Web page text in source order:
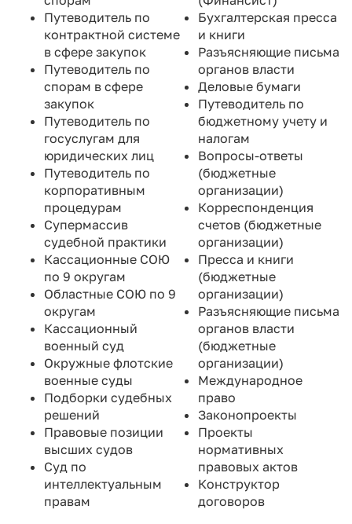
Путеводитель по
контрактной системе
в сфере закупок
Путеводитель по
спорам в сфере
закупок
Путеводитель по
госуслугам для
юридических лиц
Путеводитель по
корпоративным
процедурам
Супермассив
судебной практики
Кассационные СОЮ
по 9 округам
Областные СОЮ по 9
округам
Кассационный
военный суд
Окружные флотские
военные суды
Подборки судебных
решений
Правовые позиции
высших судов
Суд по
интеллектуальным
правам
Бухгалтерская пресса
и книги
Разъясняющие письма
органов власти
Деловые бумаги
Путеводитель по
бюджетному учету и
налогам
Вопросы-ответы
(бюджетные
организации)
Корреспонденция
cчетов (бюджетные
организации)
Пресса и книги
(бюджетные
организации)
Разъясняющие письма
органов власти
(бюджетные
организации)
Международное
право
Законопроекты
Проекты
нормативных
правовых актов
Конструктор
договоров